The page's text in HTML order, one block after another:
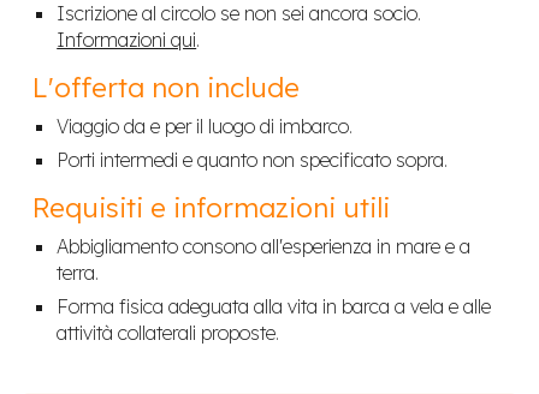
Iscrizione al circolo se non sei ancora socio.
Informazioni qui.
L'offerta non include
Viaggio da e per il luogo di imbarco.
Porti intermedi e quanto non specificato sopra.
Requisiti e informazioni utili
Abbigliamento consono all'esperienza in mare e a
terra.
Forma fisica adeguata alla vita in barca a vela e alle
attività collaterali proposte.